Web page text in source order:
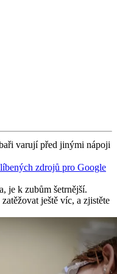
varují před jinými nápoji
zdrojů pro Google
je k zubům šetrnější.
ještě víc, a zjistěte